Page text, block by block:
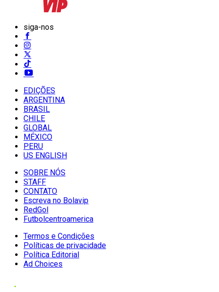
siga-nos
EDIÇÕES
ARGENTINA
BRASIL
CHILE
GLOBAL
MÉXICO
PERU
US ENGLISH
SOBRE NÓS
STAFF
CONTATO
Escreva no Bolavip
RedGol
Futbolcentroamerica
Termos e Condições
Políticas de privacidade
Política Editorial
Ad Choices